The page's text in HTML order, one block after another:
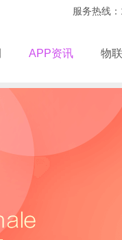
服务热线
APP资讯 物